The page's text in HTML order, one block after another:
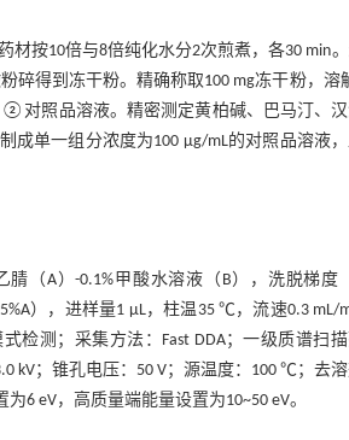
按10倍与8倍纯化水分2次煎煮，各30 min
碎得到冻干粉。精确称取100 mg冻干粉，溶
②对照品溶液。精密测定黄柏碱、巴马汀、
成单一组分浓度为100 μg/mL的对照品溶液
腈（A）-0.1%甲酸水溶液（B），洗脱梯度
），进样量1 μL，柱温35 ℃，流速0.3 mL/
检测；采集方法：Fast DDA；一级质谱扫
kV；锥孔电压：50 V；源温度：100 ℃；去
6 eV，高质量端能量设置为10~50 eV。